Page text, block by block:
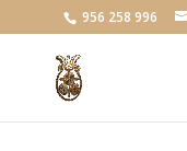
956 258 996